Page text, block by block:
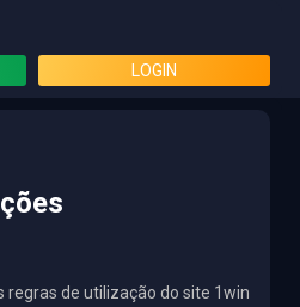
LOGIN
de utilização do site 1win